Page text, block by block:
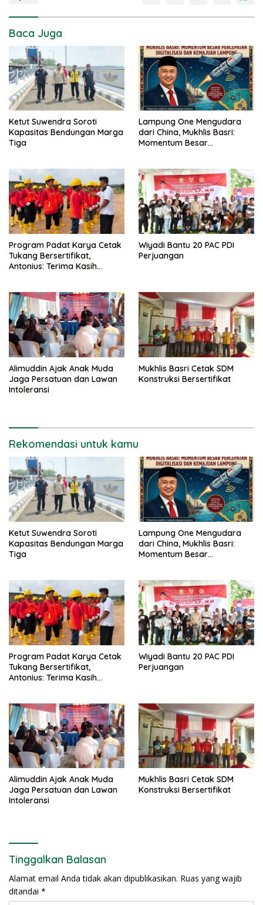
Baca Juga
Ketut Suwendra Soroti
Kapasitas Bendungan Marga
Tiga
Lampung One Mengudara
dari China, Mukhlis Basri:
Momentum Besar
Program Padat Karya Cetak
Tukang Bersertifikat,
Antonius: Terima Kasih
Wiyadi Bantu 20 PAC PDI
Perjuangan
Alimuddin Ajak Anak Muda
Jaga Persatuan dan Lawan
Intoleransi
Mukhlis Basri Cetak SDM
Konstruksi Bersertifikat
Rekomendasi untuk kamu
Ketut Suwendra Soroti
Kapasitas Bendungan Marga
Tiga
Lampung One Mengudara
dari China, Mukhlis Basri:
Momentum Besar
Program Padat Karya Cetak
Tukang Bersertifikat,
Antonius: Terima Kasih
Wiyadi Bantu 20 PAC PDI
Perjuangan
Alimuddin Ajak Anak Muda
Jaga Persatuan dan Lawan
Intoleransi
Mukhlis Basri Cetak SDM
Konstruksi Bersertifikat
Tinggalkan Balasan
Alamat email Anda tidak akan dipublikasikan. Ruas yang wajib
ditandai *